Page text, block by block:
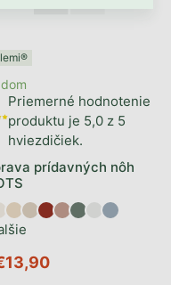
prídavných nôh
Priemerné hodnotenie
produktu je 5,0 z 5
hviezdičiek.